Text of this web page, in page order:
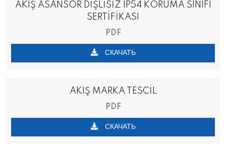
AKIŞ ASANSÖR DİŞLİSİZ IP54 KORUMA SINIFI
SERTİFİKASI
PDF
СКАЧАТЬ
AKIŞ MARKA TESCİL
PDF
СКАЧАТЬ